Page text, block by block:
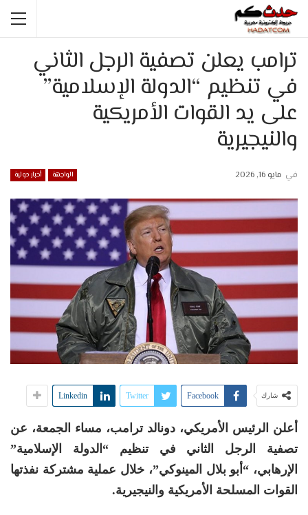
ترامب يعلن تصفية الرجل الثاني
في تنظيم “الدولة الإسلامية”
على يد القوات الأمريكية
والنيجيرية
الواجهة أخبار دولية في مايو 16, 2026
شارك Facebook
Twitter
Linkedin
أعلن الرئيس الأمريكي، دونالد ترامب، مساء الجمعة، عن
تصفية الرجل الثاني في تنظيم “الدولة الإسلامية”
الإرهابي، “أبو بلال المينوكي”، خلال عملية مشتركة نفذتها
القوات المسلحة الأمريكية والنيجيرية.